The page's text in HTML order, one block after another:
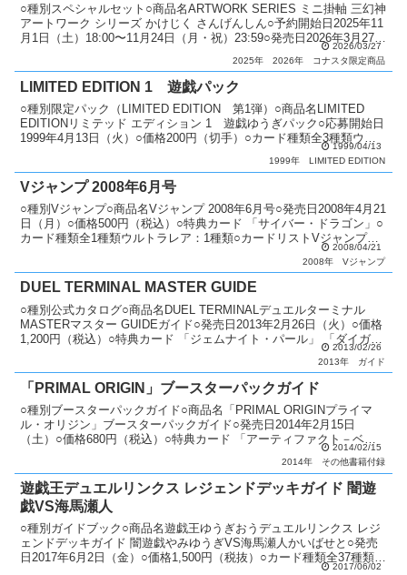
○種別スペシャルセット○商品名ARTWORK SERIES ミニ掛軸 三幻神
アートワーク シリーズ かけじく さんげんしん○予約開始日2025年11
月1日（土）18:00〜11月24日（月・祝）23:59○発売日2026年3月27日
2026/03/27
2025年
2026年 コナスタ限定商品
LIMITED EDITION 1 遊戯パック
○種別限定パック（LIMITED EDITION 第1弾）○商品名LIMITED
EDITIONリミテッド エディション 1 遊戯ゆうぎパック○応募開始日
1999年4月13日（火）○価格200円（切手）○カード種類全3種類ウル
1999/04/13
1999年
LIMITED EDITION
Vジャンプ 2008年6月号
○種別Vジャンプ○商品名Vジャンプ 2008年6月号○発売日2008年4月21
日（月）○価格500円（税込）○特典カード 「サイバー・ドラゴン」○
カード種類全1種類ウルトラレア：1種類○カードリストVジャンプ（2
2008/04/21
2008年
Vジャンプ
DUEL TERMINAL MASTER GUIDE
○種別公式カタログ○商品名DUEL TERMINALデュエルターミナル
MASTERマスター GUIDEガイド○発売日2013年2月26日（火）○価格
1,200円（税込）○特典カード 「ジェムナイト・パール」 「ダイガス
2013/02/26
2013年
ガイド
「PRIMAL ORIGIN」ブースターパックガイド
○種別ブースターパックガイド○商品名「PRIMAL ORIGINプライマ
ル・オリジン」ブースターパックガイド○発売日2014年2月15日
（土）○価格680円（税込）○特典カード 「アーティファクト－ベガ
2014/02/15
2014年
その他書籍付録
遊戯王デュエルリンクス レジェンドデッキガイド 闇遊
戯VS海馬瀬人
○種別ガイドブック○商品名遊戯王ゆうぎおうデュエルリンクス レジ
ェンドデッキガイド 闇遊戯やみゆうぎVS海馬瀬人かいばせと○発売
日2017年6月2日（金）○価格1,500円（税抜）○カード種類全37種類パ
2017/06/02